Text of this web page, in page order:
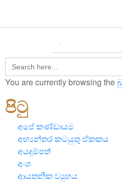
Search
for:
You are currently browsing the
පිටු
අපේ කණ්ඩායම
අභ්‍යන්තර කටයුතු ඒකකය
අයදුම්පත්
අංශ
ආයතනික ව්‍යුහය